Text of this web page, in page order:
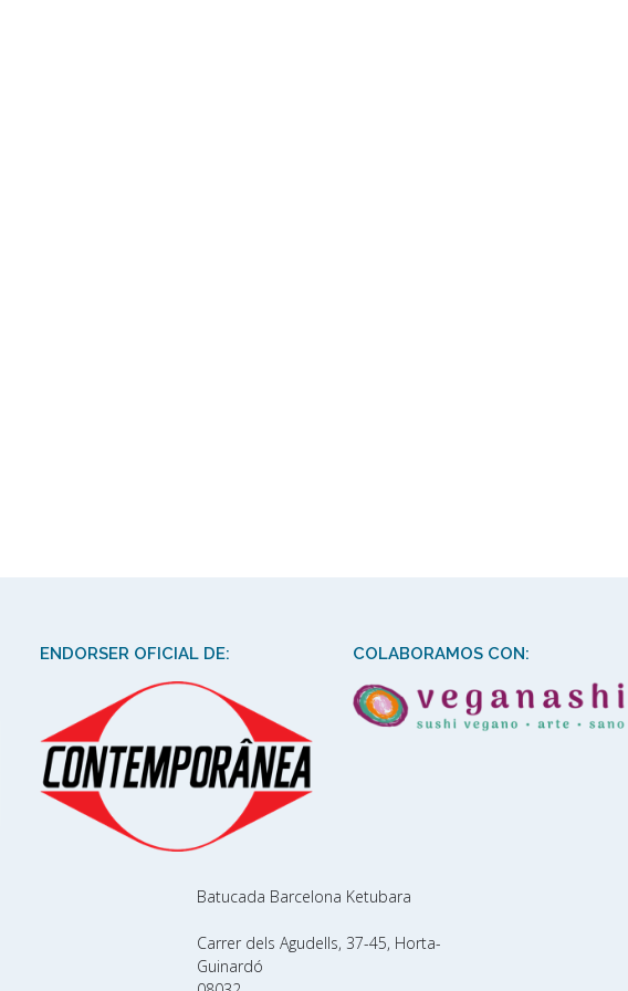
ENDORSER OFICIAL DE: COLABORAMOS CON:
Batucada Barcelona Ketubara
Carrer dels Agudells, 37-45, Horta-
Guinardó